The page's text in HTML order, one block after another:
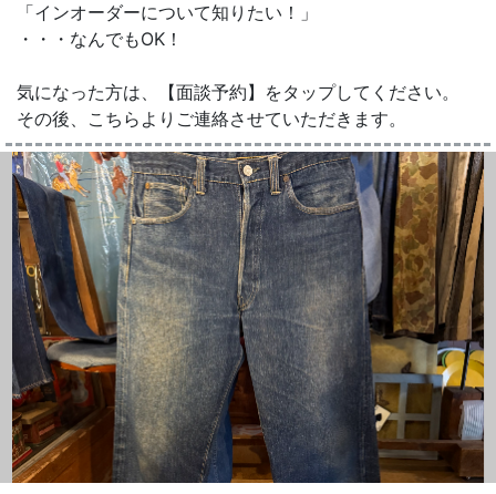
「インオーダーについて知りたい！」
・・・なんでもOK！
気になった方は、【面談予約】をタップしてください。
その後、こちらよりご連絡させていただきます。